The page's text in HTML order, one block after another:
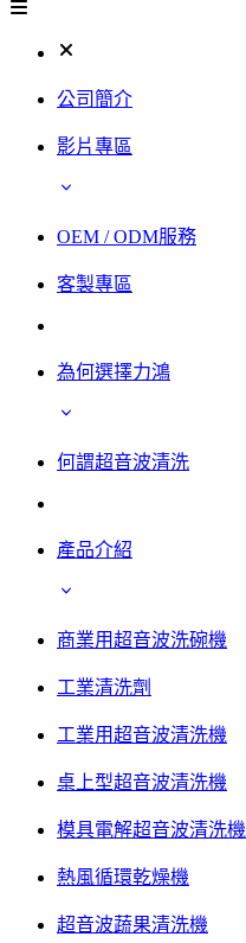
公司簡介
影片專區
OEM / ODM服務
客製專區
為何選擇力鴻
何謂超音波清洗
產品介紹
商業用超音波洗碗機
工業清洗劑
工業用超音波清洗機
桌上型超音波清洗機
模具電解超音波清洗機
熱風循環乾燥機
超音波蔬果清洗機